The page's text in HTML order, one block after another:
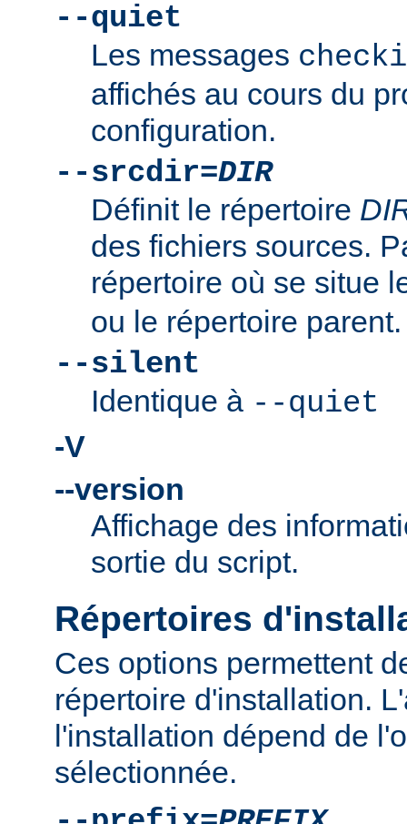
--quiet
Les messages
affichés au cours du
configuration.
--srcdir=DIR
Définit le répertoire
des fichiers sources.
répertoire où se situe
ou le répertoire parent.
--silent
Identique à --quiet
-V
--version
Affichage des
sortie du script.
Répertoires
Ces options permettent
répertoire d'installation.
l'installation dépend de
sélectionnée.